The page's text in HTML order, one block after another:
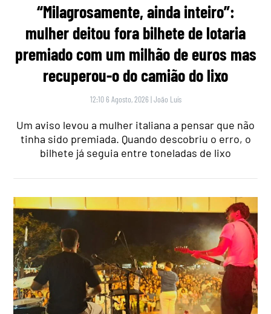
“Milagrosamente, ainda inteiro”:
mulher deitou fora bilhete de lotaria
premiado com um milhão de euros mas
recuperou-o do camião do lixo
12:10 6 Agosto, 2026 |João Luís
Um aviso levou a mulher italiana a pensar que não
tinha sido premiada. Quando descobriu o erro, o
bilhete já seguia entre toneladas de lixo